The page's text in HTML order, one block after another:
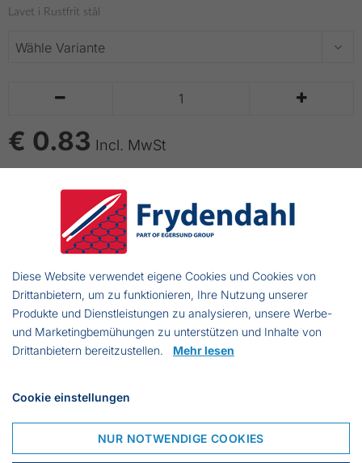
Lavet i Rustfrit stål
 
€ 0.83 Incl. MwSt
IN DEN WARENKORB LEGEN
bis zu 14 Tage Lieferzeit
Schäckel
Schäckel werden für viele Zwecke verwendet. Z.B. bei
zusammenketten von Ketten, Leinen oder Seilen.
Lübsche Str. 32
23966 Wismar
Deutschland
Diese Website verwendet eigene Cookies und Cookies von
Drittanbietern, um zu funktionieren, Ihre Nutzung unserer
Produkte und Dienstleistungen zu analysieren, unsere Werbe-
und Marketingbemühungen zu unterstützen und Inhalte von
Drittanbietern bereitzustellen. Mehr lesen
Cookie einstellungen
NUR NOTWENDIGE COOKIES